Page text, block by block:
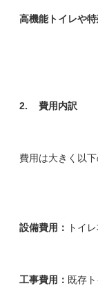
高機能トイレや
2. 費用内訳
費用は大きく以
設備費用： トイ
工事費用： 既存